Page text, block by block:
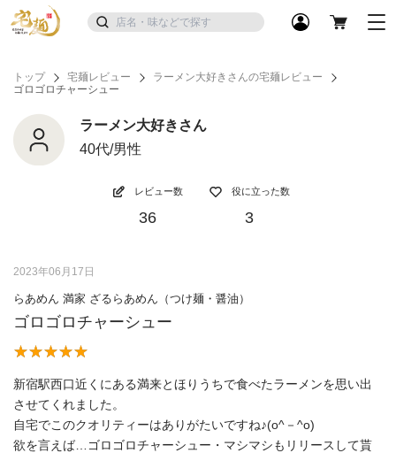
トップ 宅麺レビュー
ラーメン大好きさんの宅麺レビュー
ゴロゴロチャーシュー
ラーメン大好きさん
40代/男性
レビュー数
36
役に立った数
3
2023年06月17日
らあめん 満家 ざるらあめん（つけ麺・醤油）
ゴロゴロチャーシュー
新宿駅西口近くにある満来とほりうちで食べたラーメンを思い出
させてくれました。
自宅でこのクオリティーはありがたいですね♪(o^－^o)
欲を言えば…ゴロゴロチャーシュー・マシマシもリリースして貰